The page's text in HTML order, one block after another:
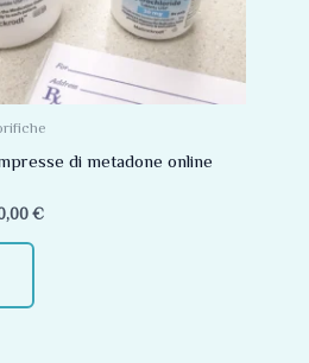
di metadone online
€
Le
opzioni
possono
essere
scelte
pagina
del